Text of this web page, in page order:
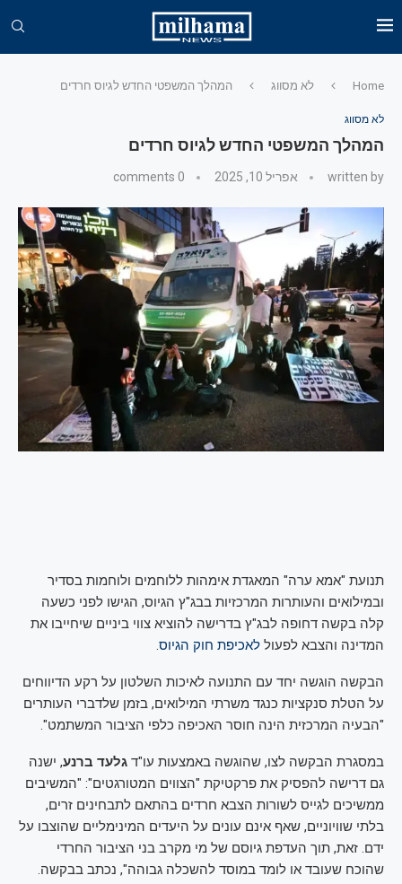
Home לא מסווג המהלך המשפטי החדש לגיוס חרדים
לא מסווג
המהלך המשפטי החדש לגיוס חרדים
written by אפריל 10, 2025 0 comments
תנועת "אמא ערה" המאגדת אימהות ללוחמים ולוחמות בסדיר
ובמילואים והעותרות המרכזיות בבג"ץ הגיוס, הגישו לפני כשעה
קלה בקשה דחופה לבג"ץ בדרישה להוציא צווי ביניים שיחייבו את
המדינה והצבא לפעול לאכיפת חוק הגיוס.
הבקשה הוגשה יחד עם התנועה לאיכות השלטון על רקע הדיווחים
על הטלת סנקציות כנגד משרתי המילואים, בזמן שלדברי העותרים
"הבעיה המרכזית הינה חוסר האכיפה כלפי הציבור המשתמט".
במסגרת הבקשה לצו, שהוגשה באמצעות עו"ד גלעד ברנע, ישנה
גם דרישה להפסיק את פרקטיקת "הצווים המטורגטים": "המשיבים
ממשיכים לגייס לשורות הצבא חרדים בהתאם לתבחינים זרים,
בלתי שוויוניים, שאף אינם עונים על היעדים המינימליים שהוצבו על
ידם. זאת, תוך העדפת גיוסם של מי מקרב בני הציבור החרדי
שהוכח שעובד או לומד במוסד להשכלה גבוהה", נכתב בבקשה.